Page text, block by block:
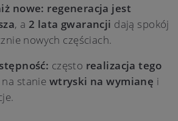
nowe: regeneracja jest
, a 2 lata gwarancji dają spokój
nowych częściach.
często realizacja tego
na stanie wtryski na wymianę i